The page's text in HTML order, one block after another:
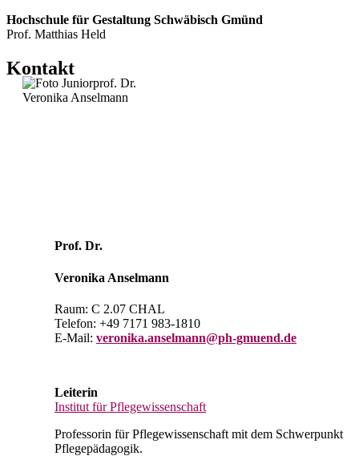
Hochschule für Gestaltung Schwäbisch Gmünd
Prof. Matthias Held
Kontakt
Prof. Dr.
Veronika Anselmann
Raum: C 2.07 CHAL
Telefon: +49 7171 983-1810
E-Mail: veronika.anselmann@ph-gmuend.de
Leiterin
Institut für Pflegewissenschaft
Professorin für Pflegewissenschaft mit dem Schwerpunkt
Pflegepädagogik.